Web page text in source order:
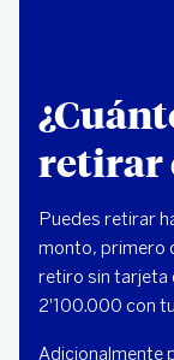
retirar
Puedes retirar
monto, primero
retiro sin tarjeta
2'100.000 con
Adicionalmente